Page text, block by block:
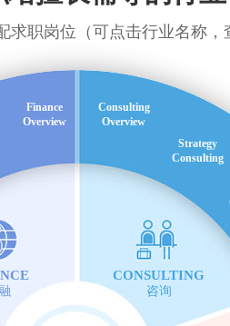
职岗位（可点击行业名称，
CONSULTING
咨询
Finance
Overview
Consulting
Overview
Strategy
Consulting